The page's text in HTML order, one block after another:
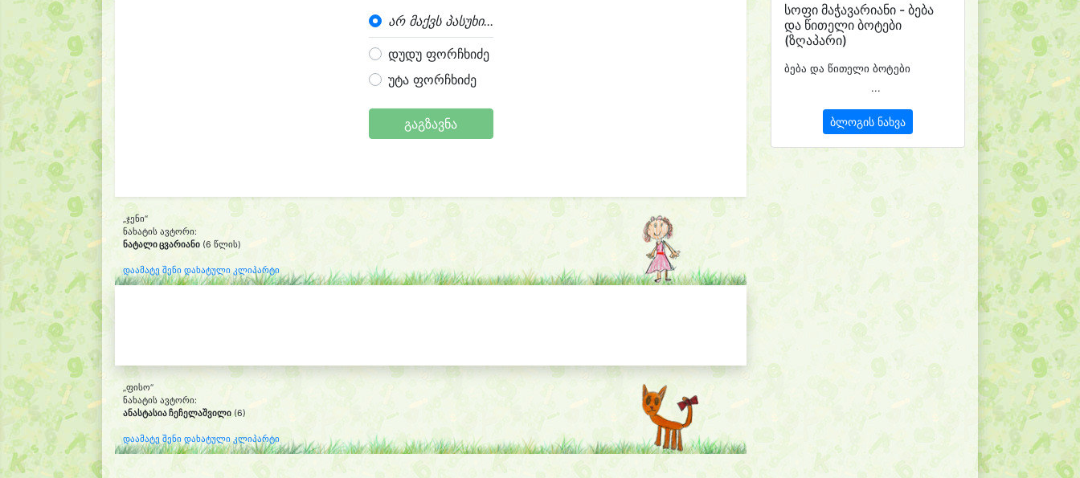
არ მაქვს პასუხი...
დუდუ ფორჩხიძე
უტა ფორჩხიძე
გაგზავნა
„ჯენი“
ნახატის ავტორი:
ნატალი ცვარიანი (6 წლის)
დაამატე შენი დახატული კლიპარტი
„ფისო“
ნახატის ავტორი:
ანასტასია ჩეჩელაშვილი(6)
დაამატე შენი დახატული კლიპარტი
სოფი მაჭავარიანი - ბება
და წითელი ბოტები
(ზღაპარი)
ბება და წითელი ბოტები
...
ბლოგის ნახვა